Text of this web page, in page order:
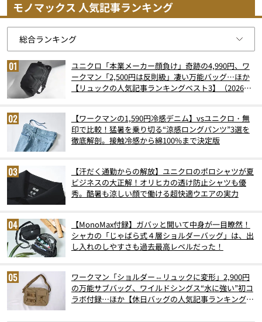
モノマックス 人気記事ランキング
ユニクロ「本業メーカー顔負け」奇跡の4,990円、ワ
ークマン「2,500円は反則級」凄い万能バッグ…ほか
【リュックの人気記事ランキングベスト3】（2026年
【ワークマンの1,590円冷感デニム】vsユニクロ・無
印で比較！猛暑を乗り切る“涼感ロングパンツ”3選を
徹底解剖。接触冷感から綿100%まで決定版
【汗だく通勤からの解放】ユニクロのポロシャツが夏
ビジネスの大正解！オリヒカの透け防止シャツも優
秀。酷暑も涼しい顔で働ける超快適ウエアの実力
【MonoMax付録】ガバッと開いて中身が一目瞭然！
シャカの「じゃばら式４層ショルダーバッグ」は、出
し入れのしやすさも過去最高レベルだった！
ワークマン「ショルダー⇔リュックに変形」2,900円
の万能サブバッグ、ワイルドシングス“水に強い”初コ
ラボ付録…ほか【休日バッグの人気記事ランキングベ